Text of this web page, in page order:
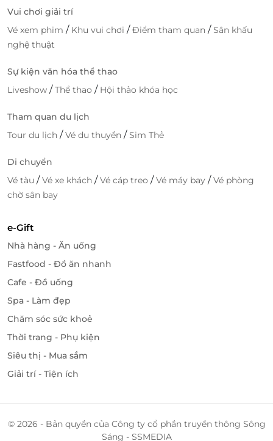
Hồ Bơi Cầu Trượt & Nhà Banh Mà Hình Tương
Tác
vui chơi dưới nước, đặc biệt là với các gia đình có
trẻ nhỏ.
với các hình ảnh và hiệu ứng tương tác, mang
đến sự thích thú cho mọi lứa tuổi.
Thưởng Thức Ẩm Thực Đồng Quê Tại
Sunshine Farm
Tại khu vui chơi, bạn có thể thưởng thức nhiều món
nguyên liệu tươi sạch. Các món ăn này được phục vụ
mang đến một trải nghiệm ẩm thực trọn vẹn cho du
khách. Ngoài ra, nếu có nhu cầu, bạn có thể đặt món
ăn riêng theo yêu cầu.
Vui chơi giải trí
Vé xem phim / Khu vui chơi /Điểm tham quan /Sân khấu
nghệ thuật
Sự kiện văn hóa thể thao
Liveshow /Thể thao / Hội thảo khóa học
Tham quan du lịch
Tour du lịch /Vé du thuyền /Sim Thẻ
Di chuyển
Vé tàu /Vé xe khách /Vé cáp treo /Vé máy bay /Vé phòng
chờ sân bay
e-Gift
Nhà hàng - Ăn uống
Fastfood - Đồ ăn nhanh
Cafe - Đồ uống
Spa - Làm đẹp
Chăm sóc sức khoẻ
Thời trang - Phụ kiện
Siêu thị - Mua sắm
Giải trí - Tiện ích
© 2026 - Bản quyền của Công ty cổ phần truyền thông Sông
Sáng - SSMEDIA